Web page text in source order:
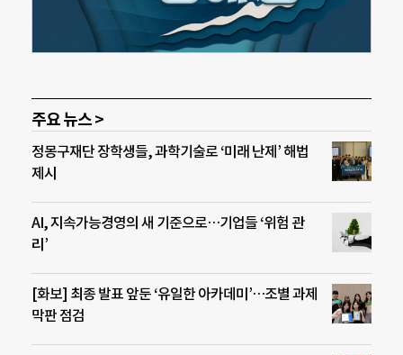
주요 뉴스 >
정몽구재단 장학생들, 과학기술로 ‘미래 난제’ 해법
제시
AI, 지속가능경영의 새 기준으로…기업들 ‘위험 관
리’
[화보] 최종 발표 앞둔 ‘유일한 아카데미’…조별 과제
막판 점검